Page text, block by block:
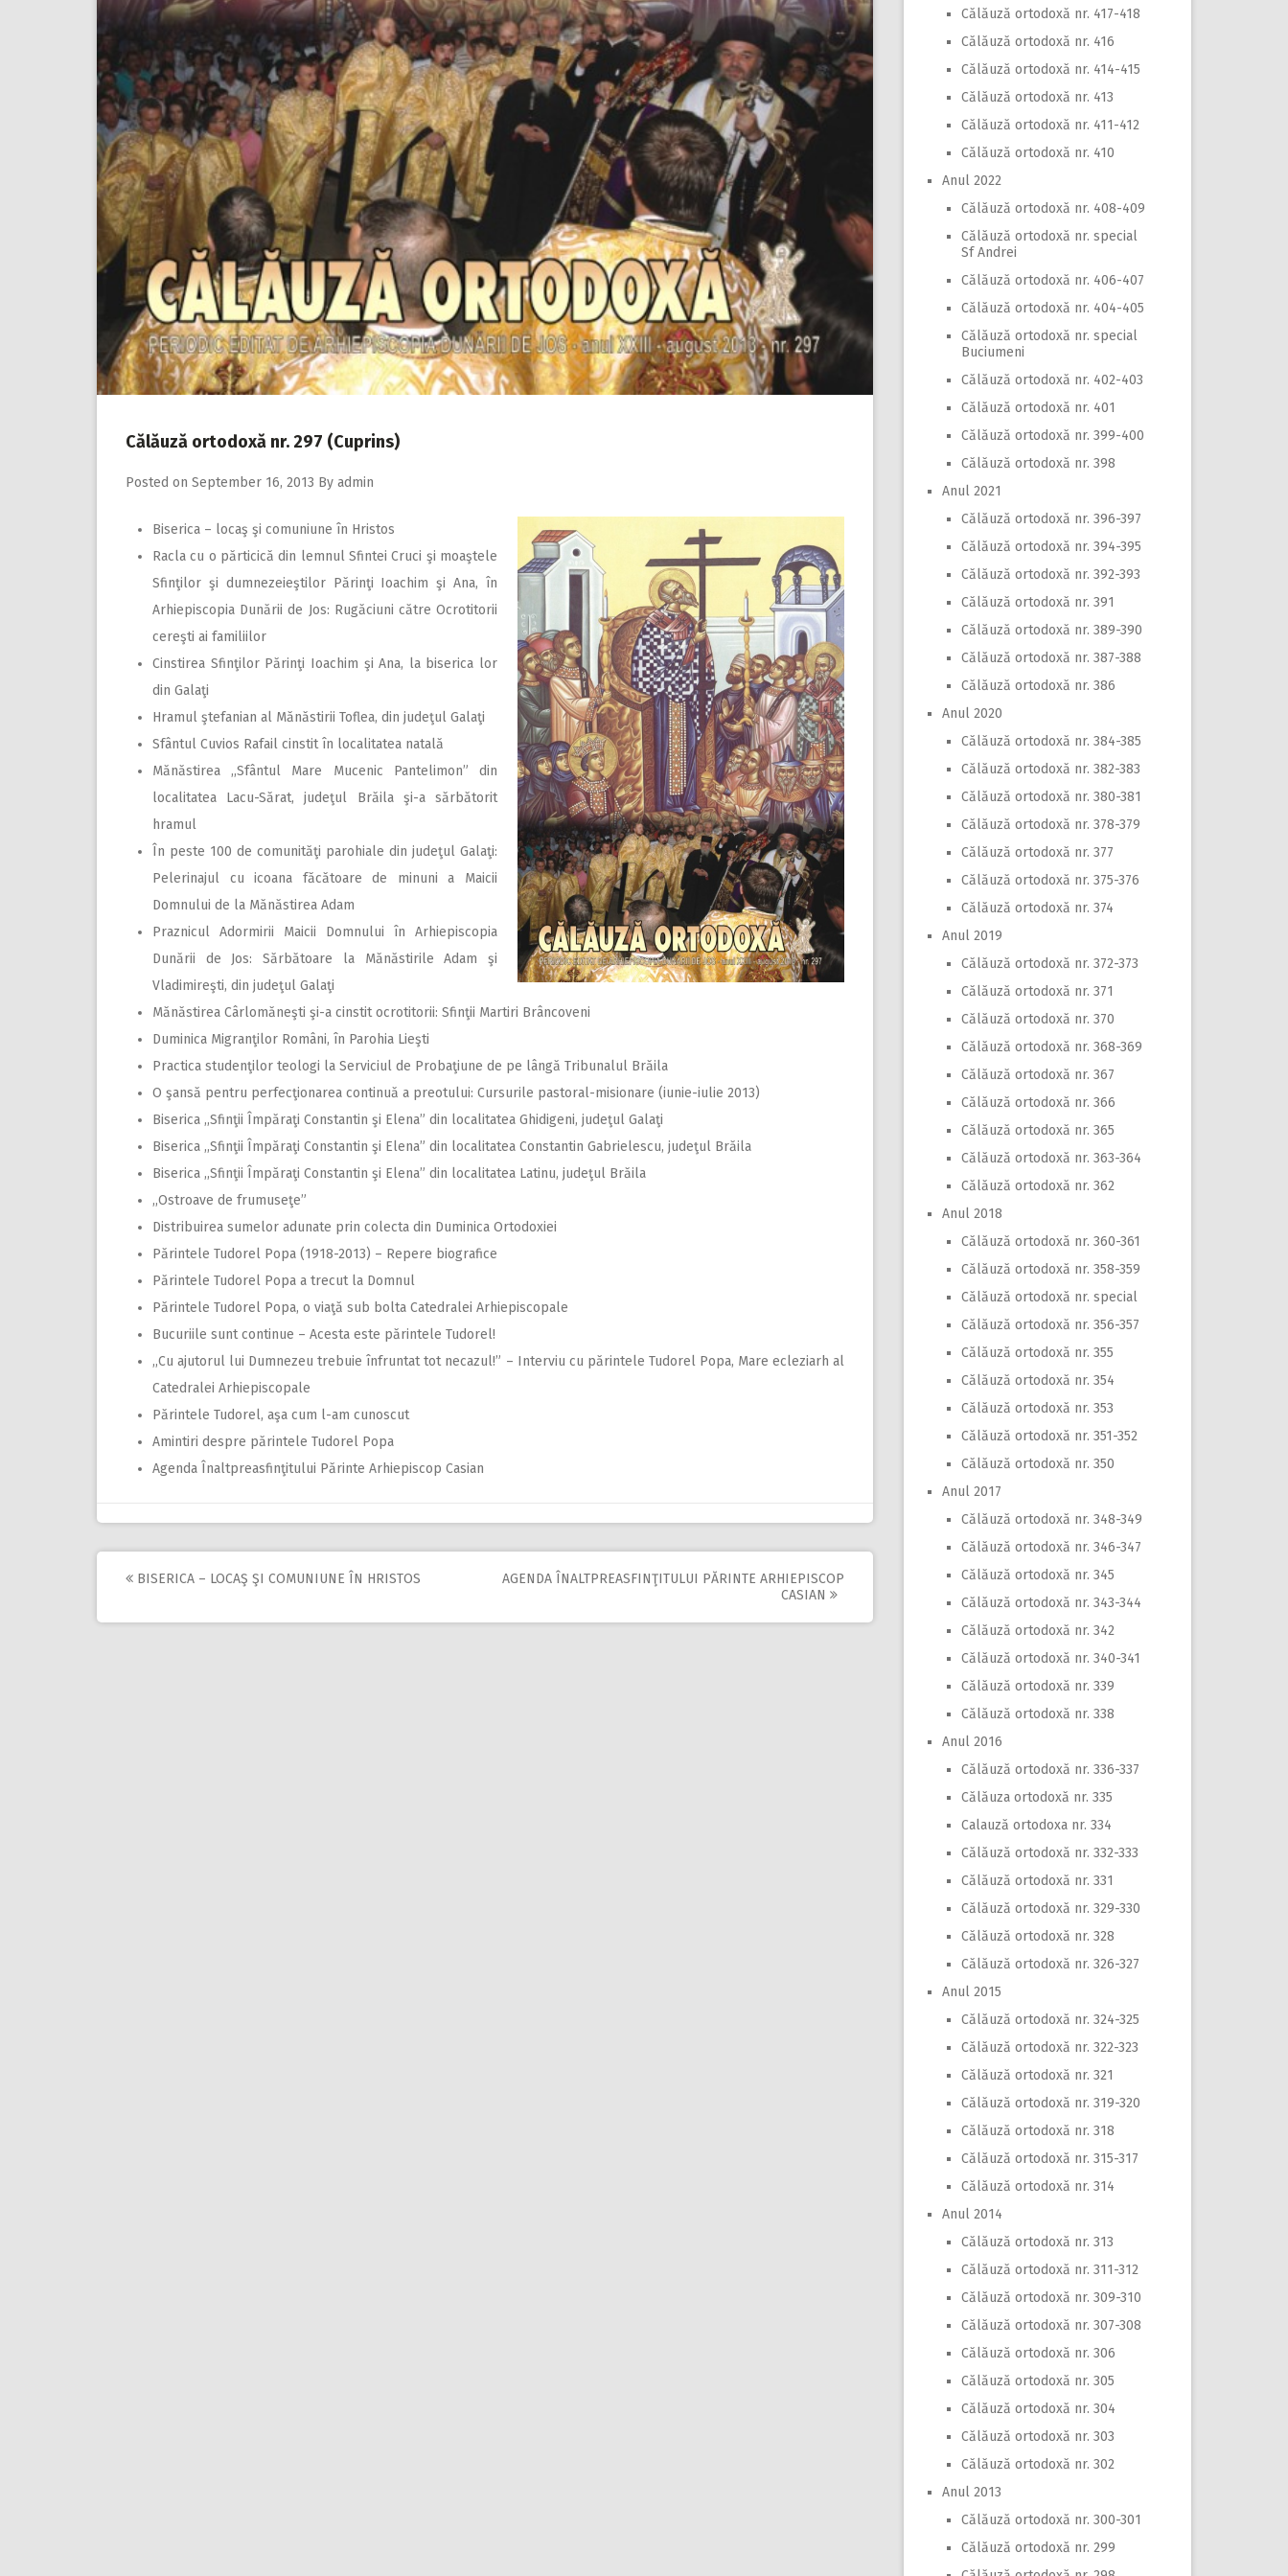
Călăuză ortodoxă nr. 297 (Cuprins)
Posted on September 16, 2013 By admin
Biserica – locaş şi comuniune în Hristos
Racla cu o părticică din lemnul Sfintei Cruci şi moaştele
Sfinţilor şi dumnezeieştilor Părinţi Ioachim şi Ana, în
Arhiepiscopia Dunării de Jos: Rugăciuni către Ocrotitorii
cereşti ai familiilor
Cinstirea Sfinţilor Părinţi Ioachim şi Ana, la biserica lor
din Galaţi
Hramul ştefanian al Mănăstirii Toflea, din judeţul Galaţi
Sfântul Cuvios Rafail cinstit în localitatea natală
Mănăstirea ,,Sfântul Mare Mucenic Pantelimon” din
localitatea Lacu-Sărat, judeţul Brăila şi-a sărbătorit
hramul
În peste 100 de comunităţi parohiale din judeţul Galaţi:
Pelerinajul cu icoana făcătoare de minuni a Maicii
Domnului de la Mănăstirea Adam
Praznicul Adormirii Maicii Domnului în Arhiepiscopia
Dunării de Jos: Sărbătoare la Mănăstirile Adam şi
Vladimireşti, din judeţul Galaţi
Mănăstirea Cârlomăneşti şi-a cinstit ocrotitorii: Sfinţii Martiri Brâncoveni
Duminica Migranţilor Români, în Parohia Lieşti
Practica studenţilor teologi la Serviciul de Probaţiune de pe lângă Tribunalul Brăila
O şansă pentru perfecţionarea continuă a preotului: Cursurile pastoral-misionare (iunie-iulie 2013)
Biserica ,,Sfinţii Împăraţi Constantin şi Elena” din localitatea Ghidigeni, judeţul Galaţi
Biserica ,,Sfinţii Împăraţi Constantin şi Elena” din localitatea Constantin Gabrielescu, judeţul Brăila
Biserica ,,Sfinţii Împăraţi Constantin şi Elena” din localitatea Latinu, judeţul Brăila
,,Ostroave de frumuseţe”
Distribuirea sumelor adunate prin colecta din Duminica Ortodoxiei
Părintele Tudorel Popa (1918-2013) – Repere biografice
Părintele Tudorel Popa a trecut la Domnul
Părintele Tudorel Popa, o viaţă sub bolta Catedralei Arhiepiscopale
Bucuriile sunt continue – Acesta este părintele Tudorel!
,,Cu ajutorul lui Dumnezeu trebuie înfruntat tot necazul!” – Interviu cu părintele Tudorel Popa, Mare ecleziarh al
Catedralei Arhiepiscopale
Părintele Tudorel, aşa cum l-am cunoscut
Amintiri despre părintele Tudorel Popa
Agenda Înaltpreasfinţitului Părinte Arhiepiscop Casian
navigation
BISERICA – LOCAŞ ŞI COMUNIUNE ÎN HRISTOS
AGENDA ÎNALTPREASFINŢITULUI PĂRINTE ARHIEPISCOP
CASIAN
Călăuză ortodoxă nr. 417-418
Călăuză ortodoxă nr. 416
Călăuză ortodoxă nr. 414-415
Călăuză ortodoxă nr. 413
Călăuză ortodoxă nr. 411-412
Călăuză ortodoxă nr. 410
Anul 2022
Călăuză ortodoxă nr. 408-409
Călăuză ortodoxă nr. special
Sf Andrei
Călăuză ortodoxă nr. 406-407
Călăuză ortodoxă nr. 404-405
Călăuză ortodoxă nr. special
Buciumeni
Călăuză ortodoxă nr. 402-403
Călăuză ortodoxă nr. 401
Călăuză ortodoxă nr. 399-400
Călăuză ortodoxă nr. 398
Anul 2021
Călăuză ortodoxă nr. 396-397
Călăuză ortodoxă nr. 394-395
Călăuză ortodoxă nr. 392-393
Călăuză ortodoxă nr. 391
Călăuză ortodoxă nr. 389-390
Călăuză ortodoxă nr. 387-388
Călăuză ortodoxă nr. 386
Anul 2020
Călăuză ortodoxă nr. 384-385
Călăuză ortodoxă nr. 382-383
Călăuză ortodoxă nr. 380-381
Călăuză ortodoxă nr. 378-379
Călăuză ortodoxă nr. 377
Călăuză ortodoxă nr. 375-376
Călăuză ortodoxă nr. 374
Anul 2019
Călăuză ortodoxă nr. 372-373
Călăuză ortodoxă nr. 371
Călăuză ortodoxă nr. 370
Călăuză ortodoxă nr. 368-369
Călăuză ortodoxă nr. 367
Călăuză ortodoxă nr. 366
Călăuză ortodoxă nr. 365
Călăuză ortodoxă nr. 363-364
Călăuză ortodoxă nr. 362
Anul 2018
Călăuză ortodoxă nr. 360-361
Călăuză ortodoxă nr. 358-359
Călăuză ortodoxă nr. special
Călăuză ortodoxă nr. 356-357
Călăuză ortodoxă nr. 355
Călăuză ortodoxă nr. 354
Călăuză ortodoxă nr. 353
Călăuză ortodoxă nr. 351-352
Călăuză ortodoxă nr. 350
Anul 2017
Călăuză ortodoxă nr. 348-349
Călăuză ortodoxă nr. 346-347
Călăuză ortodoxă nr. 345
Călăuză ortodoxă nr. 343-344
Călăuză ortodoxă nr. 342
Călăuză ortodoxă nr. 340-341
Călăuză ortodoxă nr. 339
Călăuză ortodoxă nr. 338
Anul 2016
Călăuză ortodoxă nr. 336-337
Călăuza ortodoxă nr. 335
Calauză ortodoxa nr. 334
Călăuză ortodoxă nr. 332-333
Călăuză ortodoxă nr. 331
Călăuză ortodoxă nr. 329-330
Călăuză ortodoxă nr. 328
Călăuză ortodoxă nr. 326-327
Anul 2015
Călăuză ortodoxă nr. 324-325
Călăuză ortodoxă nr. 322-323
Călăuză ortodoxă nr. 321
Călăuză ortodoxă nr. 319-320
Călăuză ortodoxă nr. 318
Călăuză ortodoxă nr. 315-317
Călăuză ortodoxă nr. 314
Anul 2014
Călăuză ortodoxă nr. 313
Călăuză ortodoxă nr. 311-312
Călăuză ortodoxă nr. 309-310
Călăuză ortodoxă nr. 307-308
Călăuză ortodoxă nr. 306
Călăuză ortodoxă nr. 305
Călăuză ortodoxă nr. 304
Călăuză ortodoxă nr. 303
Călăuză ortodoxă nr. 302
Anul 2013
Călăuză ortodoxă nr. 300-301
Călăuză ortodoxă nr. 299